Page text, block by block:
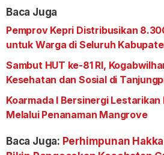
Baca Juga
Pemprov Kepri Distribusikan
untuk Warga di Seluruh
Sambut HUT ke-81 RI,
Kesehatan dan Sosial di
Koarmada I Bersinergi Lestarikan
Melalui Penanaman Mangrove
Baca Juga: Perhimpunan